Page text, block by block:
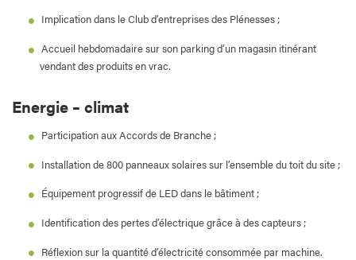
Implication dans le Club d’entreprises des Plénesses ;
Accueil hebdomadaire sur son parking d’un magasin itinérant
vendant des produits en vrac.
Energie – climat
Participation aux Accords de Branche ;
Installation de 800 panneaux solaires sur l’ensemble du toit du site ;
Équipement progressif de LED dans le bâtiment ;
Identification des pertes d’électrique grâce à des capteurs ;
Réflexion sur la quantité d’électricité consommée par machine.